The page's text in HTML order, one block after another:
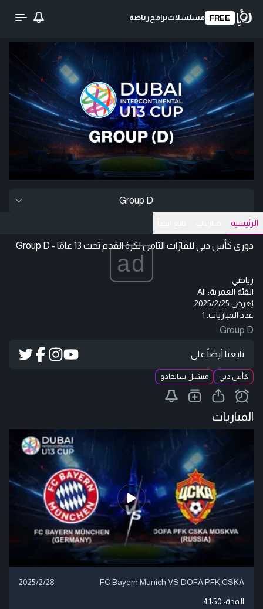
FREE مسلسلاتبرامج رياضة
Group D
الرئيسية
دوري كأس دبي للقارّات الثامن لكرة القدم تحت 13 عامًا - Group D
ad
رياضي
الفئة العمرية: All
يُعرض 2025/2/25
عدد المباريات: 1
Group D
تابعنا أيضاً على
كأس دبي ميشيل سالجادو
المباريات
FC Bayern Munich VS DOFA PFK CSKA
2025/2/28
المدة: 41:50